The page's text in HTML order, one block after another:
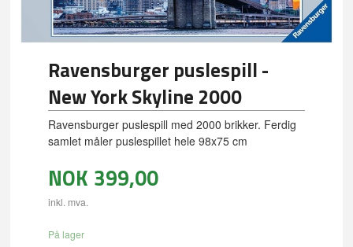
Ravensburger puslespill -
New York Skyline 2000
Ravensburger puslespill med 2000 brikker. Ferdig
samlet måler puslespillet hele 98x75 cm
NOK 399,00
inkl. mva.
På lager